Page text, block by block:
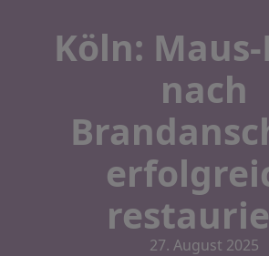
Köln:
nach
27. August 2025